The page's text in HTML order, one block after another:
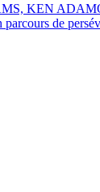
KEN
de